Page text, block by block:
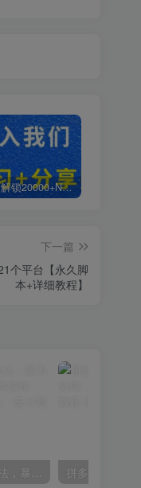
白菜价解锁20000+N个赚钱机会，加入小熙网创平台站会员，全站资源免费学习。
下一篇
个平台【永久脚
本+详细教程】
（9420期）最新短剧玩法，暴力变现日入1000+私域零成本操作，全程干货（附1400G短剧）